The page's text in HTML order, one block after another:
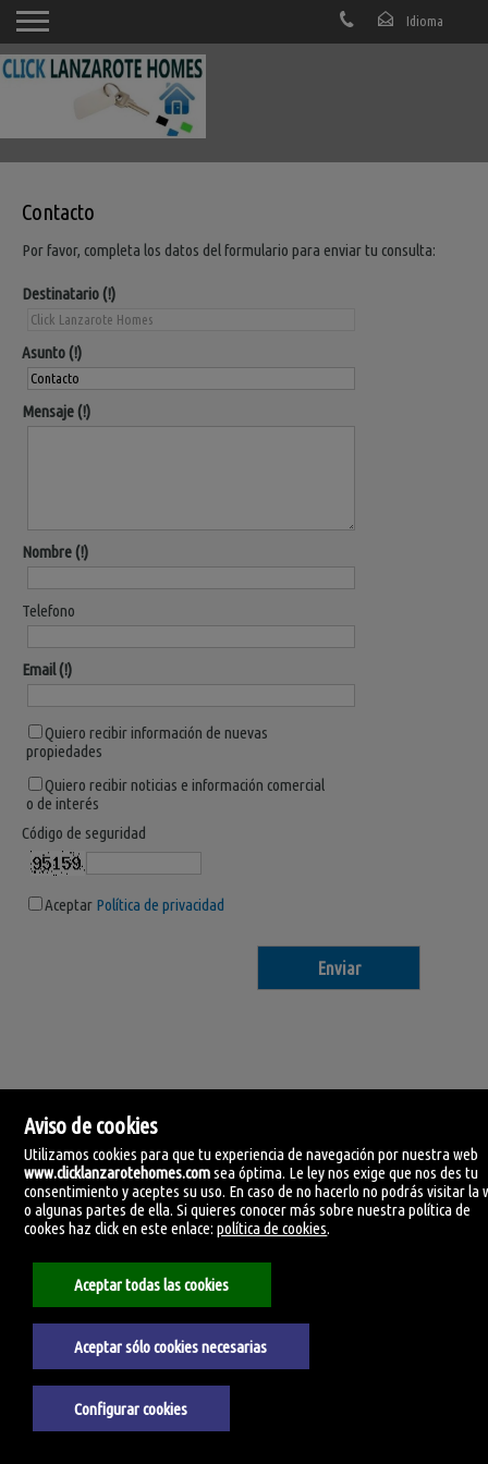
Contacto
Por favor, completa los datos del formulario para enviar tu consulta:
Destinatario
Asunto
Mensaje
Nombre
Telefono
Email
Quiero recibir información de nuevas
propiedades
Quiero recibir noticias e información comercial
o de interés
Código de seguridad
Aceptar Política de privacidad
Click Lanzarote Homes
+34.606.434.060
Aviso legal
Aviso de cookies
Utilizamos cookies para que tu experiencia de navegación por nuestra web
www.clicklanzarotehomes.comsea óptima. Le ley nos exige que nos des tu
consentimiento y aceptes su uso. En caso de no hacerlo no podrás visitar la
o algunas partes de ella. Si quieres conocer más sobre nuestra política de
cookes haz click en este enlace:política de cookies.
Aceptar todas las cookies
Aceptar sólo cookies necesarias
Configurar cookies